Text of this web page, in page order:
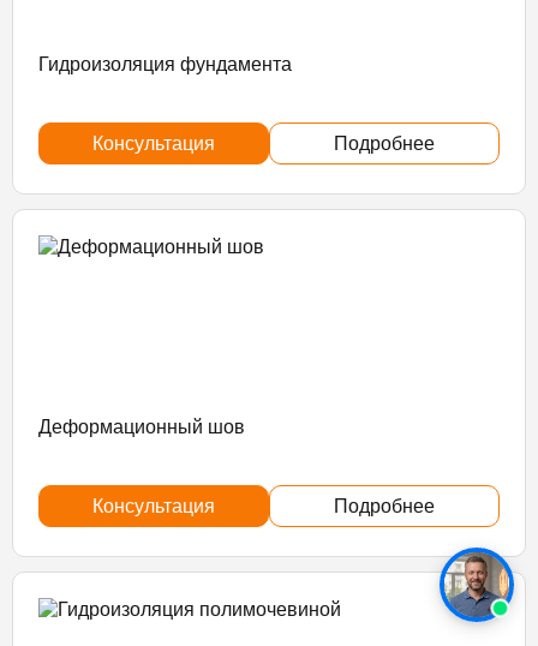
Гидроизоляция фундамента
Консультация Подробнее
Деформационный шов
Консультация Подробнее